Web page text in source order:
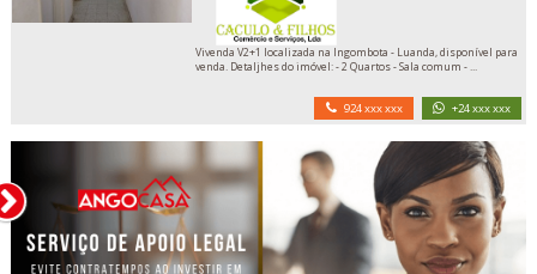
Vivenda V2+1 localizada na Ingombota - Luanda, disponível para
venda. Detaljhes do imóvel: - 2 Quartos - Sala comum - ...
924 xxx xxx +24 xxx xxx